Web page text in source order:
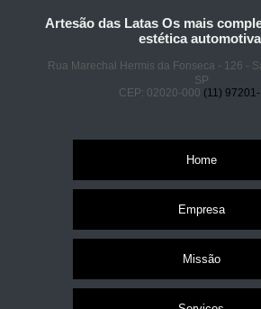
Artesão das Latas Os mais
estética
Rua Marechal Hermis da Fonseca - 126 -
SP
CEP: 02020-000 (11)
Home
Empresa
Missão